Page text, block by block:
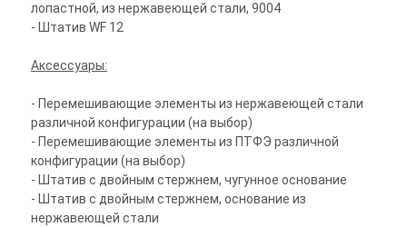
лопастной, из нержавеющей стали, 9004
- Штатив WF 12
Аксессуары:
- Перемешивающие элементы из нержавеющей стали
различной конфигурации (на выбор)
- Перемешивающие элементы из ПТФЭ различной
конфигурации (на выбор)
- Штатив с двойным стержнем, чугунное основание
- Штатив с двойным стержнем, основание из
нержавеющей стали